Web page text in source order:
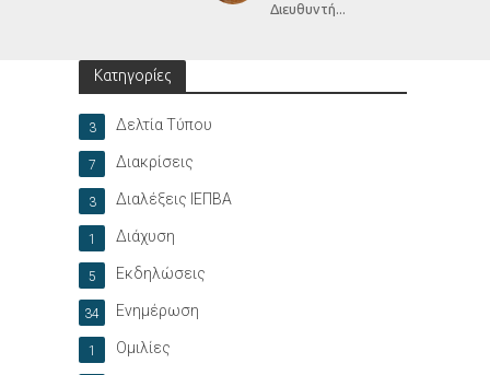
International...
Κατηγορίες
Δελτία Τύπου
3
Διακρίσεις
7
Διαλέξεις ΙΕΠΒΑ
3
Διάχυση
1
Εκδηλώσεις
5
Ενημέρωση
34
Ομιλίες
1